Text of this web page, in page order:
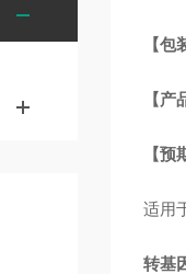
【
【
【预
适用
转基